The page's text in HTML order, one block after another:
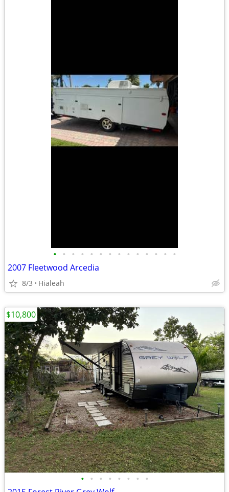
• • • • • • • • • • • • • •
2007 Fleetwood Arcedia
8/3 Hialeah
• • • • • • • •
$10,800